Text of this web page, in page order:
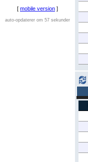
[ mobile version ]
auto-opdaterer om 57 sekunder